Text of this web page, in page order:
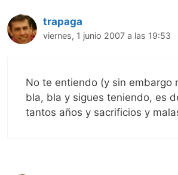
trapaga
viernes, 1 junio 2007 a las 19:53
No te entiendo (y sin embargo
bla, bla y sigues teniendo, es
tantos años y sacrificios y